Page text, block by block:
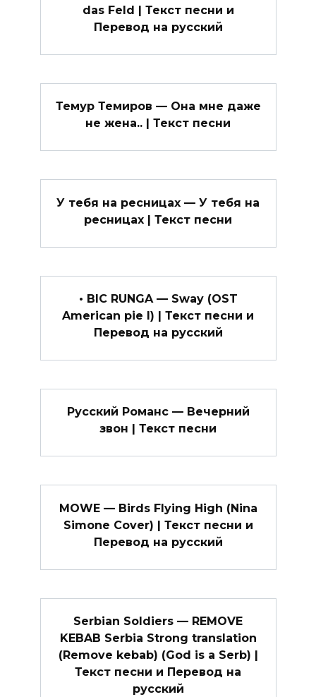
das Feld | Текст песни и
Перевод на русский
Темур Темиров — Она мне даже
не жена.. | Текст песни
У тебя на ресницах — У тебя на
ресницах | Текст песни
• BIC RUNGA — Sway (OST
American pie I) | Текст песни и
Перевод на русский
Русский Романс — Вечерний
звон | Текст песни
MOWE — Birds Flying High (Nina
Simone Cover) | Текст песни и
Перевод на русский
Serbian Soldiers — REMOVE
KEBAB Serbia Strong translation
(Remove kebab) (God is a Serb) |
Текст песни и Перевод на
русский